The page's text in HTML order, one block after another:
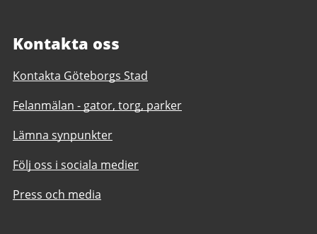
Kontakta oss
Kontakta Göteborgs Stad
Felanmälan - gator, torg, parker
Lämna synpunkter
Följ oss i sociala medier
Press och media